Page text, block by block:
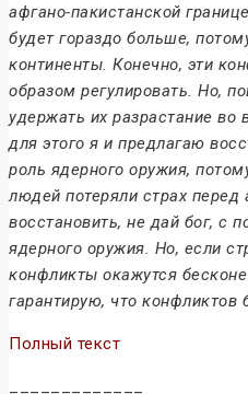
афгано-пакистанской
будет гораздо больше,
континенты. Конечно, эти
образом регулировать. Но,
удержать их разрастание
для этого я и предлагаю
роль ядерного оружия,
людей потеряли страх перед
восстановить, не дай бог, с
ядерного оружия. Но, если
конфликты окажутся
гарантирую, что конфликтов
Полный текст